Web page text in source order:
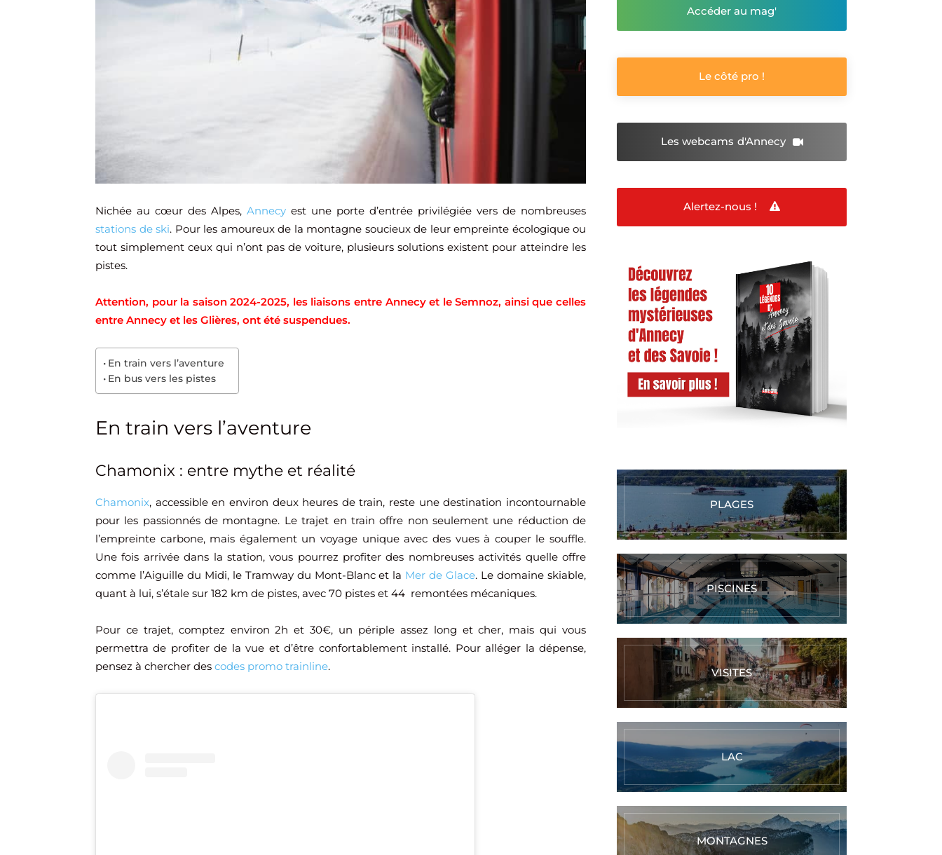
Nichée au cœur des Alpes, Annecy est une porte d’entrée privilégiée vers de nombreuses
stations de ski. Pour les amoureux de la montagne soucieux de leur empreinte écologique ou
tout simplement ceux qui n’ont pas de voiture, plusieurs solutions existent pour atteindre les
pistes.
Attention, pour la saison 2024-2025, les liaisons entre Annecy et le Semnoz, ainsi que celles
entre Annecy et les Glières, ont été suspendues.
En train vers l’aventure
En bus vers les pistes
En train vers l’aventure
Chamonix : entre mythe et réalité
Chamonix, accessible en environ deux heures de train, reste une destination incontournable
pour les passionnés de montagne. Le trajet en train offre non seulement une réduction de
l’empreinte carbone, mais également un voyage unique avec des vues à couper le souffle.
Une fois arrivée dans la station, vous pourrez profiter des nombreuses activités quelle offre
comme l’Aiguille du Midi, le Tramway du Mont-Blanc et la Mer de Glace. Le domaine skiable,
quant à lui, s’étale sur 182 km de pistes, avec 70 pistes et 44 remontées mécaniques.
Pour ce trajet, comptez environ 2h et 30€, un périple assez long et cher, mais qui vous
permettra de profiter de la vue et d’être confortablement installé. Pour alléger la dépense,
pensez à chercher des codes promo trainline.
Accéder au mag'
Le côté pro !
Les webcams d'Annecy
Alertez-nous !
PLAGES
PISCINES
VISITES
LAC
MONTAGNES